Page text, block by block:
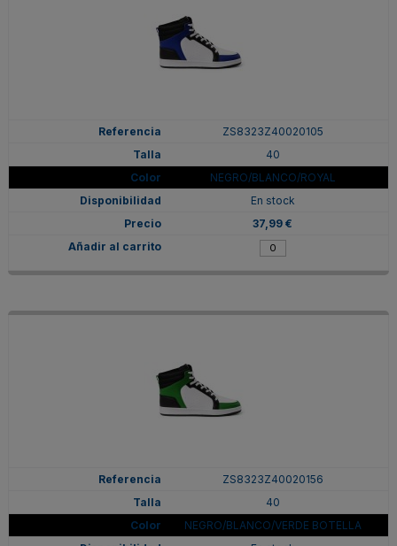
ZS8323Z40020105
40
NEGRO/BLANCO/ROYAL
En stock
37,99 €
ZS8323Z40020156
40
NEGRO/BLANCO/VERDE BOTELLA